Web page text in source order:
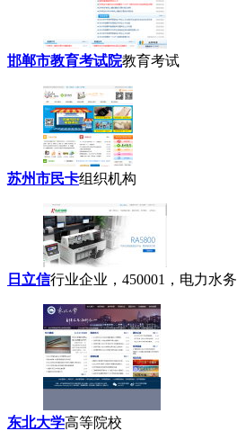
邯郸市教育考试院教育考试
苏州市民卡组织机构
日立信行业企业，450001，电力水务
东北大学高等院校